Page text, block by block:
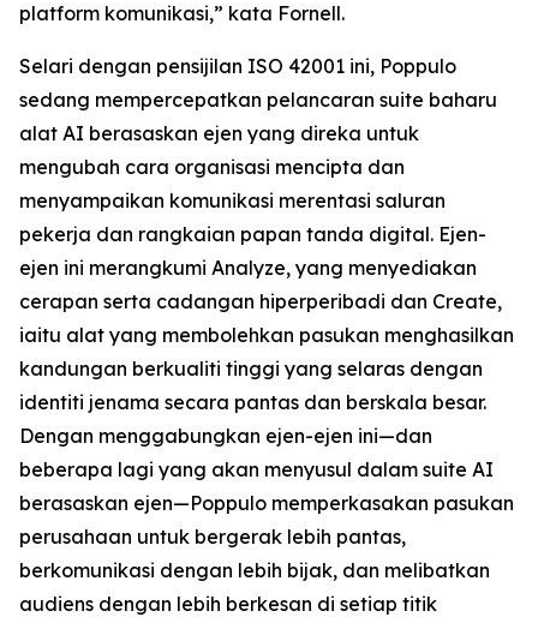
platform komunikasi,” kata Fornell.
Selari dengan pensijilan ISO 42001 ini, Poppulo
sedang mempercepatkan pelancaran suite baharu
alat AI berasaskan ejen yang direka untuk
mengubah cara organisasi mencipta dan
menyampaikan komunikasi merentasi saluran
pekerja dan rangkaian papan tanda digital. Ejen-
ejen ini merangkumi Analyze, yang menyediakan
cerapan serta cadangan hiperperibadi dan Create,
iaitu alat yang membolehkan pasukan menghasilkan
kandungan berkualiti tinggi yang selaras dengan
identiti jenama secara pantas dan berskala besar.
Dengan menggabungkan ejen-ejen ini—dan
beberapa lagi yang akan menyusul dalam suite AI
berasaskan ejen—Poppulo memperkasakan pasukan
perusahaan untuk bergerak lebih pantas,
berkomunikasi dengan lebih bijak, dan melibatkan
audiens dengan lebih berkesan di setiap titik